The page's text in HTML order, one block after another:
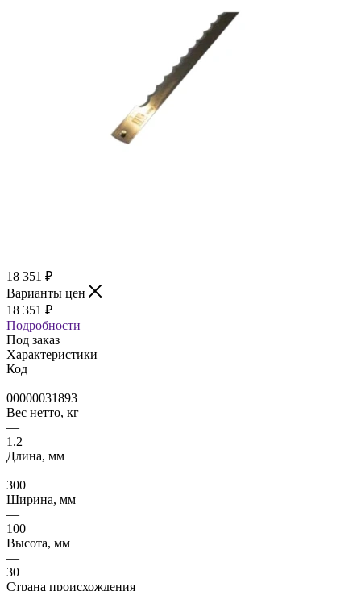
18 351 ₽
Варианты цен
18 351 ₽
Подробности
Под заказ
Характеристики
Код
—
00000031893
Вес нетто, кг
—
1.2
Длина, мм
—
300
Ширина, мм
—
100
Высота, мм
—
30
Страна происхождения